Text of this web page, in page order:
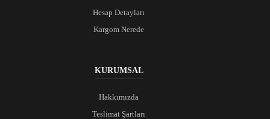
Hesap Detayları
Kargom Nerede
KURUMSAL
Hakkımızda
Teslimat Şartları